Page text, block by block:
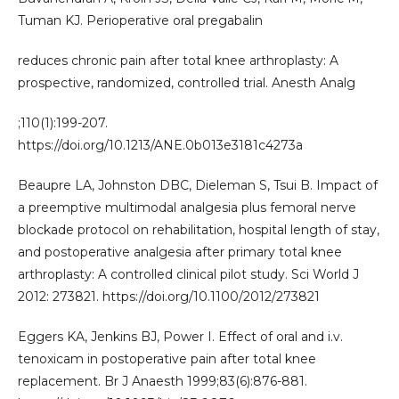
Tuman KJ. Perioperative oral pregabalin
reduces chronic pain after total knee arthroplasty: A
prospective, randomized, controlled trial. Anesth Analg
;110(1):199-207.
https://doi.org/10.1213/ANE.0b013e3181c4273a
Beaupre LA, Johnston DBC, Dieleman S, Tsui B. Impact of
a preemptive multimodal analgesia plus femoral nerve
blockade protocol on rehabilitation, hospital length of stay,
and postoperative analgesia after primary total knee
arthroplasty: A controlled clinical pilot study. Sci World J
2012: 273821. https://doi.org/10.1100/2012/273821
Eggers KA, Jenkins BJ, Power I. Effect of oral and i.v.
tenoxicam in postoperative pain after total knee
replacement. Br J Anaesth 1999;83(6):876-881.